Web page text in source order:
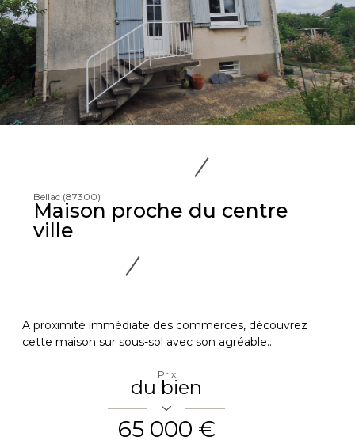
Bellac (87300)
Maison proche du centre
ville
A proximité immédiate des commerces, découvrez
cette maison sur sous-sol avec son agréable...
Prix
du bien
65 000 €